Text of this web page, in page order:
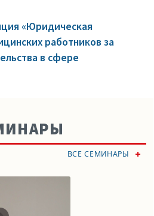
«Юридическая
работников за
в сфере
ВСЕ СЕМИНАРЫ